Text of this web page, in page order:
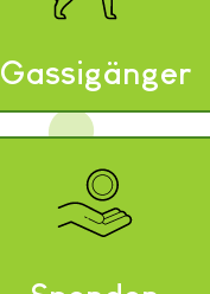
Gassigänger